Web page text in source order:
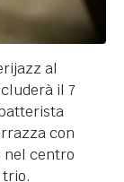
al
il 7
con
nel centro